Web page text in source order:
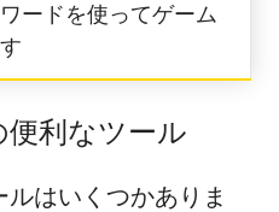
ードを使ってゲーム
利なツール
はいくつかありま